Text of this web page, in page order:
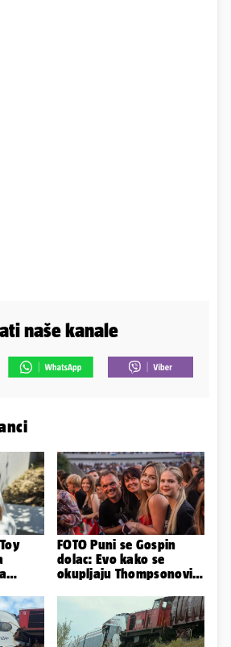
naše kanale
FOTO Puni se Gospin
dolac: Evo kako se
okupljaju Thompsonovi